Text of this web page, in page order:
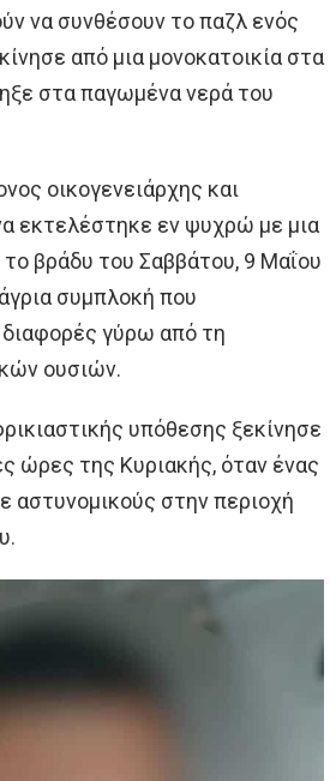
να συνθέσουν το παζλ ενός
από μια μονοκατοικία στα
στα παγωμένα νερά του
οικογενειάρχης και
εκτελέστηκε εν ψυχρώ με μια
βράδυ του Σαββάτου, 9 Μαΐου
συμπλοκή που
γύρω από τη
ουσιών.
υπόθεσης ξεκίνησε
ώρες της Κυριακής, όταν ένας
αστυνομικούς στην περιοχή